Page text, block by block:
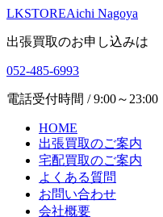
LKSTOREAichi Nagoya
出張買取のお申し込みは
052-485-6993
電話受付時間 / 9:00～23:00
HOME
出張買取のご案内
宅配買取のご案内
よくある質問
お問い合わせ
会社概要